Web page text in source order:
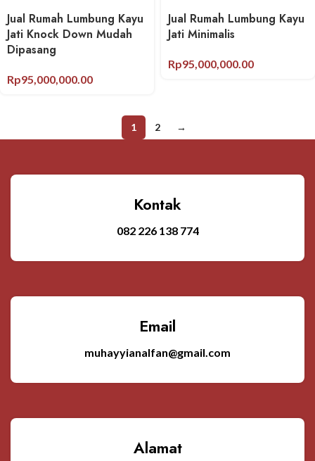
Jual Rumah Lumbung Kayu
Jati Knock Down Mudah
Dipasang
Rp95,000,000.00
Jual Rumah Lumbung Kayu
Jati Minimalis
Rp95,000,000.00
1 2 →
Kontak
082 226 138 774
Email
muhayyianalfan@gmail.com
Alamat